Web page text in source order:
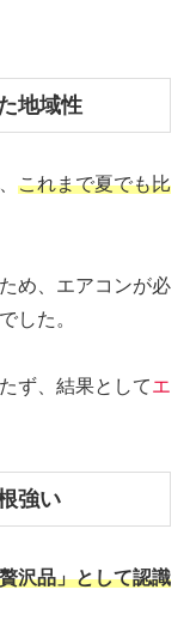
地域性
これまで夏でも比
ため、エアコンが必
した。
ず、結果としてエ
強い
沢品」として認識